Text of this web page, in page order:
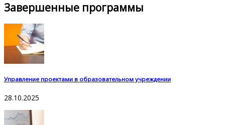
Завершенные программы
Управление проектами в образовательном учреждении
28.10.2025